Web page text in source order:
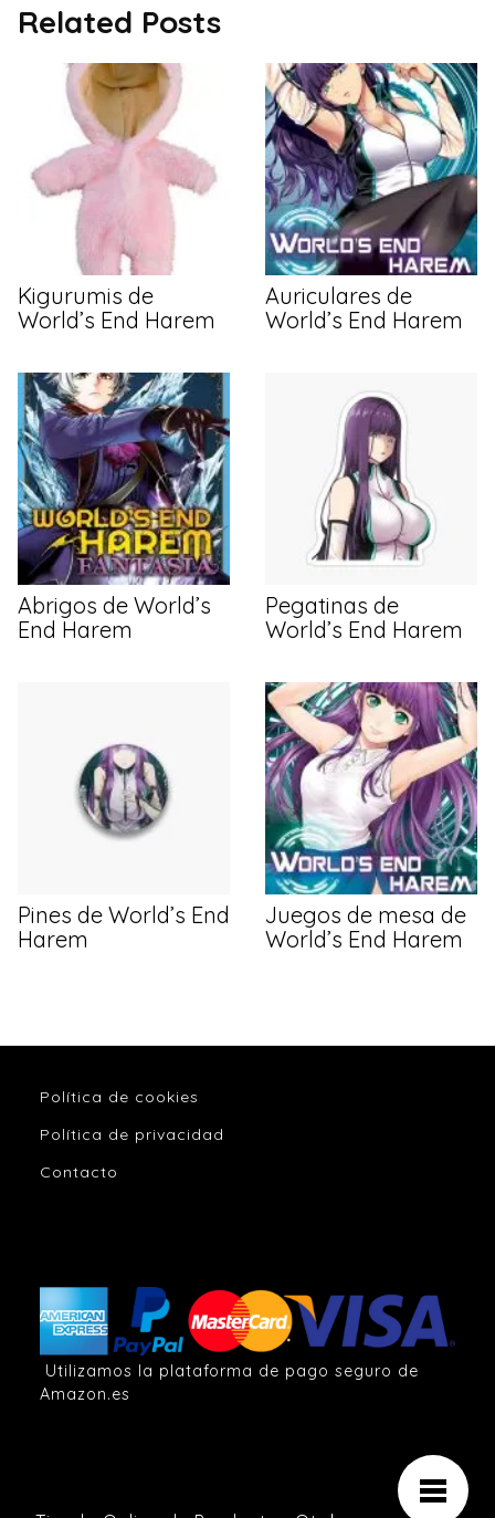
Related Posts
Kigurumis de
World’s End Harem
Auriculares de
World’s End Harem
Abrigos de World’s
End Harem
Pegatinas de
World’s End Harem
Pines de World’s End
Harem
Juegos de mesa de
World’s End Harem
Política de cookies
Política de privacidad
Contacto
Utilizamos la plataforma de pago seguro de
Amazon.es